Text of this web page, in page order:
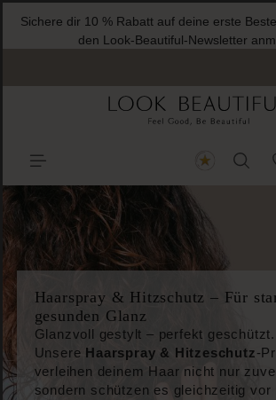
springen
Haarspray & Hitzschutz – Für
gesunden Glanz
Glanzvoll gestylt – perfekt geschützt.
Unsere Haarspray & Hitzeschutz-
verleihen deinem Haar nicht nur
sondern schützen es gleichzeitig vor